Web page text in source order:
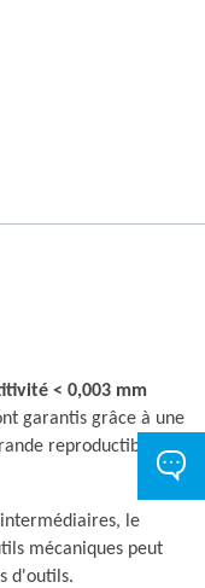
< 0,003 mm
garantis grâce à une
reproductibilité.
le
mécaniques peut
d'outils.